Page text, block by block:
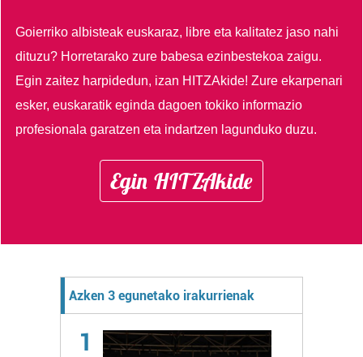
Goierriko albisteak euskaraz, libre eta kalitatez jaso nahi
dituzu? Horretarako zure babesa ezinbestekoa zaigu.
Egin zaitez harpidedun, izan HITZAkide!Zure ekarpenari
esker, euskaratik eginda dagoen tokiko informazio
profesionala garatzen eta indartzen lagunduko duzu.
Egin HITZAkide
Azken 3 egunetako irakurrienak
1